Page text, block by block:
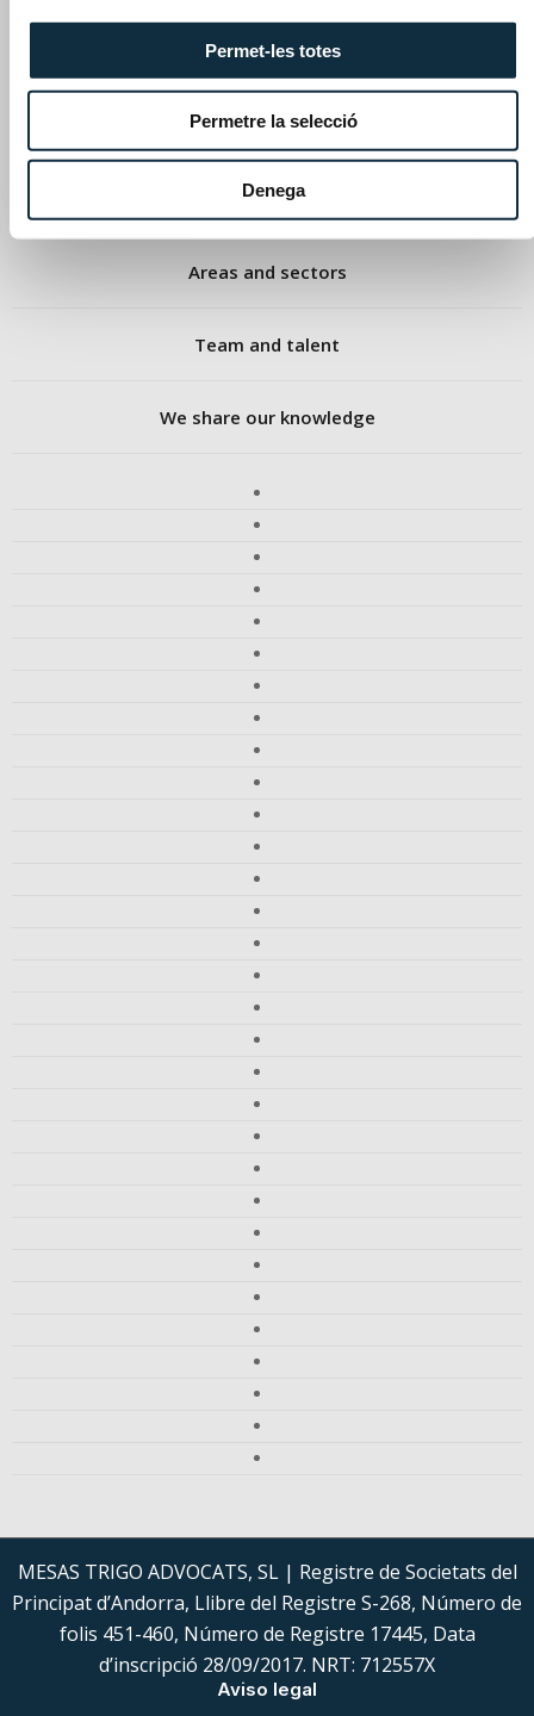
Permet-les totes
Permetre la selecció
Denega
AD500 Andorra la Vella, Principat d’Andorra
A different kind of firm
Areas and sectors
Team and talent
We share our knowledge
MESAS TRIGO ADVOCATS, SL | Registre de Societats del
Principat d’Andorra, Llibre del Registre S-268, Número de
folis 451-460, Número de Registre 17445, Data
d’inscripció 28/09/2017. NRT: 712557X
Aviso legal